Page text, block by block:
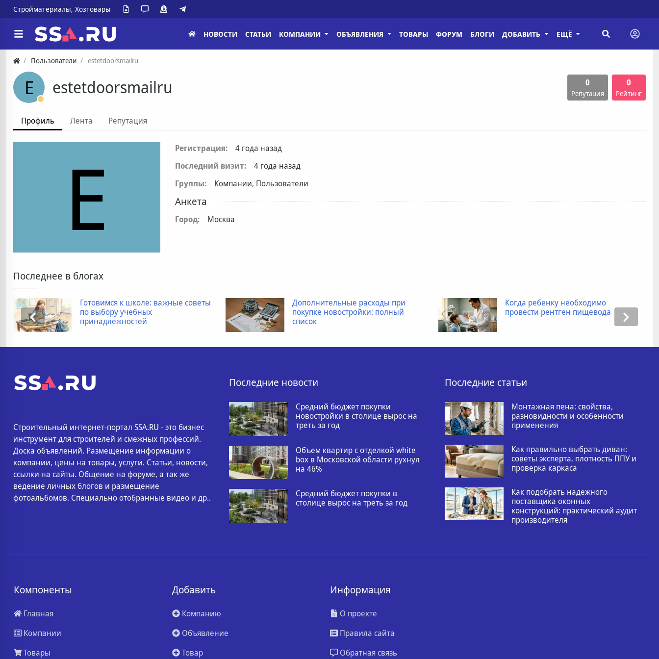
Стройматериалы, Хозтовары
НОВОСТИ СТАТЬИ КОМПАНИИ ОБЪЯВЛЕНИЯ ТОВАРЫ ФОРУМ БЛОГИ ДОБАВИТЬ ЕЩЁ
Пользователи estetdoorsmailru
E estetdoorsmailru 0
Репутация
0
Рейтинг
Профиль Лента Репутация
E Регистрация:
4 года назад
Последний визит:
4 года назад
Группы:
Компании, Пользователи
Анкета
Город: Москва
Последнее в блогах
Готовимся к школе: важные советы
по выбору учебных
принадлежностей
Дополнительные расходы при
покупке новостройки: полный
список
Когда ребенку необходимо
провести рентген пищевода
Строительный интернет-портал SSA.RU - это бизнес
инструмент для строителей и смежных профессий.
Доска объявлений. Размещение информации о
компании, цены на товары, услуги. Статьи, новости,
ссылки на сайты. Общение на форуме, а так же
ведение личных блогов и размещение
фотоальбомов. Специально отобранные видео и др..
Последние новости
Средний бюджет покупки
новостройки в столице вырос на
треть за год
Объем квартир с отделкой white
box в Московской области рухнул
на 46%
Средний бюджет покупки в
столице вырос на треть за год
Последние статьи
Монтажная пена: свойства,
разновидности и особенности
применения
Как правильно выбрать диван:
советы эксперта, плотность ППУ и
проверка каркаса
Как подобрать надежного
поставщика оконных
конструкций: практический аудит
производителя
Компоненты
Главная
Компании
Товары
Добавить
Компанию
Объявление
Товар
Информация
О проекте
Правила сайта
Обратная связь